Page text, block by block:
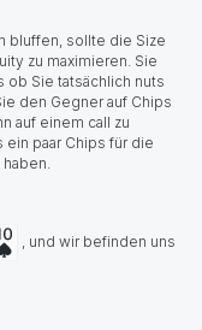
bluffen, sollte die Size
zu maximieren. Sie
Sie tatsächlich nuts
den Gegner auf Chips
auf einem call zu
paar Chips für die
, und wir befinden uns